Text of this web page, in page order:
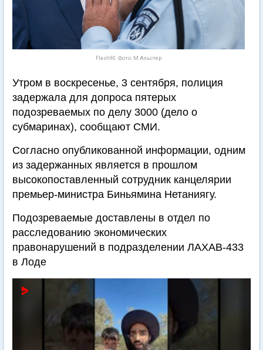
Flash90. Фото: М.Альстер
Утром в воскресенье, 3 сентября, полиция
задержала для допроса пятерых
подозреваемых по делу 3000 (дело о
субмаринах), сообщают СМИ.
Согласно опубликованной информации, одним
из задержанных является в прошлом
высокопоставленный сотрудник канцелярии
премьер-министра Биньямина Нетаниягу.
Подозреваемые доставлены в отдел по
расследованию экономических
правонарушений в подразделении ЛАХАВ-433
в Лоде